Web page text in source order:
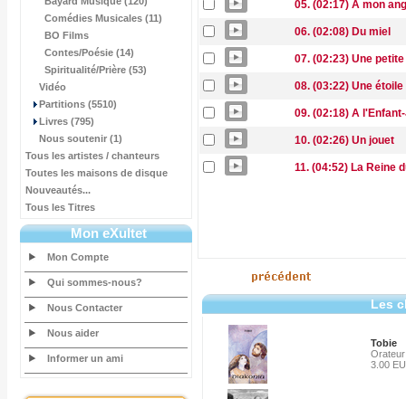
Comédies Musicales (11)
BO Films
Contes/Poésie (14)
Spiritualité/Prière (53)
Vidéo
Partitions (5510)
Livres (795)
Nous soutenir (1)
Tous les artistes / chanteurs
Toutes les maisons de disque
Nouveautés...
Tous les Titres
Mon eXultet
Mon Compte
Qui sommes-nous?
Nous Contacter
Nous aider
Informer un ami
05. (02:17) A mon
06. (02:08) Du miel
07. (02:23) Une
08. (03:22) Une étoile
09. (02:18) A
10. (02:26) Un jouet
11. (04:52) La Reine
Les
Tobie
3.00